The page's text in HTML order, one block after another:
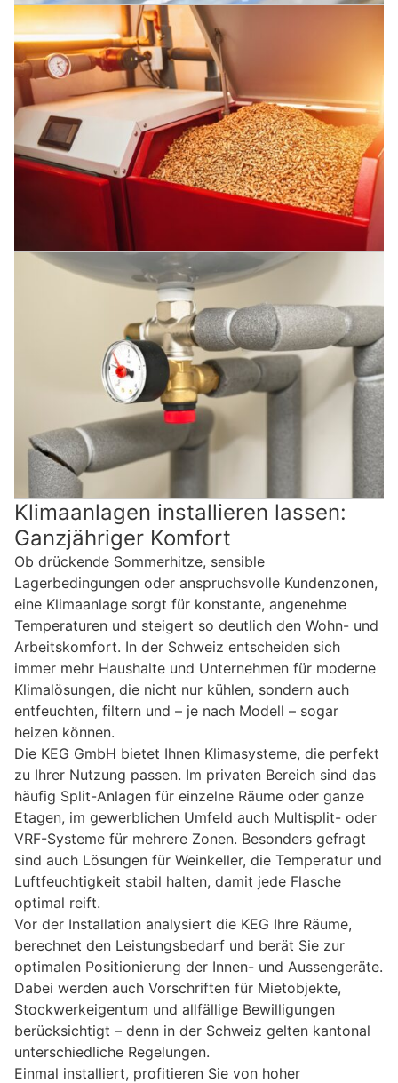
Klimaanlagen installieren lassen:
Ganzjähriger Komfort
Ob drückende Sommerhitze, sensible
Lagerbedingungen oder anspruchsvolle Kundenzonen,
eine Klimaanlage sorgt für konstante, angenehme
Temperaturen und steigert so deutlich den Wohn- und
Arbeitskomfort. In der Schweiz entscheiden sich
immer mehr Haushalte und Unternehmen für moderne
Klimalösungen, die nicht nur kühlen, sondern auch
entfeuchten, filtern und – je nach Modell – sogar
heizen können.
Die KEG GmbH bietet Ihnen Klimasysteme, die perfekt
zu Ihrer Nutzung passen. Im privaten Bereich sind das
häufig Split-Anlagen für einzelne Räume oder ganze
Etagen, im gewerblichen Umfeld auch Multisplit- oder
VRF-Systeme für mehrere Zonen. Besonders gefragt
sind auch Lösungen für Weinkeller, die Temperatur und
Luftfeuchtigkeit stabil halten, damit jede Flasche
optimal reift.
Vor der Installation analysiert die KEG Ihre Räume,
berechnet den Leistungsbedarf und berät Sie zur
optimalen Positionierung der Innen- und Aussengeräte.
Dabei werden auch Vorschriften für Mietobjekte,
Stockwerkeigentum und allfällige Bewilligungen
berücksichtigt – denn in der Schweiz gelten kantonal
unterschiedliche Regelungen.
Einmal installiert, profitieren Sie von hoher